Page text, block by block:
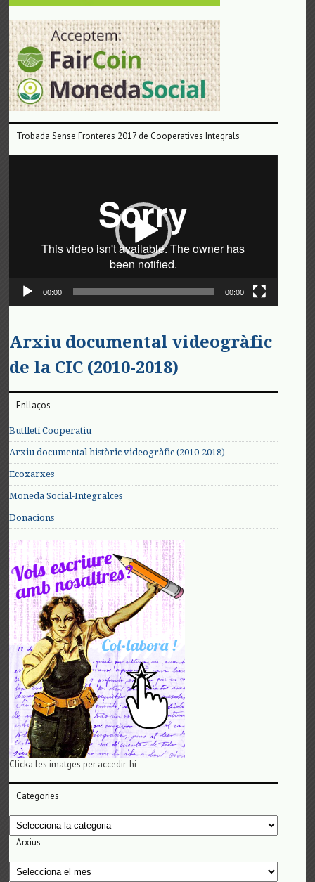
Trobada Sense Fronteres 2017 de Cooperatives Integrals
00:00 00:00
Arxiu documental videogràfic
de la CIC (2010-2018)
Enllaços
Butlletí Cooperatiu
Arxiu documental històric videogràfic (2010-2018)
Ecoxarxes
Moneda Social-Integralces
Donacions
Clicka les imatges per accedir-hi
Categories
Categories
Arxius
Arxius